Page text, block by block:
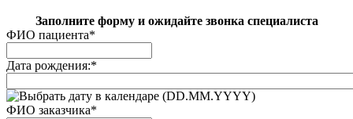
Заполните форму и ожидайте звонка специалиста
ФИО пациента*
Дата рождения:*
(DD.MM.YYYY)
ФИО заказчика*